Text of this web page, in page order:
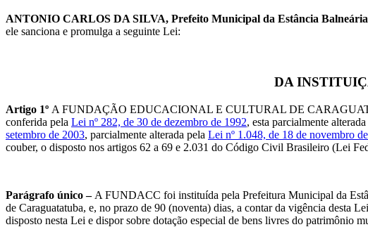
ANTONIO CARLOS DA SILVA, Prefeito Municipal da Estância
ele sanciona e promulga a seguinte Lei:
DA
Artigo 1º A FUNDAÇÃO EDUCACIONAL E CULTURAL DE
conferida pela Lei nº 282, de 30 de dezembro de 1992, esta parcialmente
setembro de 2003, parcialmente alterada pela Lei nº 1.048, de 18 de novembro
couber, o disposto nos artigos 62 a 69 e 2.031 do Código Civil Brasileiro (Lei
Parágrafo único – A FUNDACC foi instituída pela Prefeitura Municipal da
de Caraguatatuba, e, no prazo de 90 (noventa) dias, a contar da vigência desta
disposto nesta Lei e dispor sobre dotação especial de bens livres do patrimônio